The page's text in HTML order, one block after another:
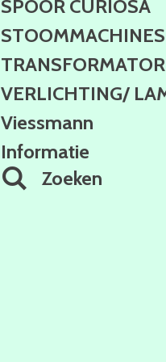
SPOOR CURIOSA
STOOMMACHINES
VERLICHTING/
Viessmann
Informatie
Zoeken